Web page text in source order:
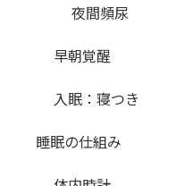
夜間頻尿
早朝覚醒
入眠：寝つき
睡眠の仕組み